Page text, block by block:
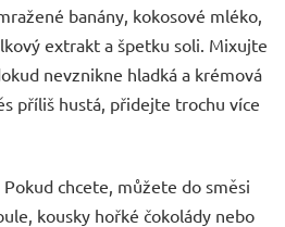
mražené banány, kokosové mléko,
extrakt a špetku soli. Mixujte
nevznikne hladká a krémová
příliš hustá, přidejte trochu více
Pokud chcete, můžete do směsi
kousky hořké čokolády nebo